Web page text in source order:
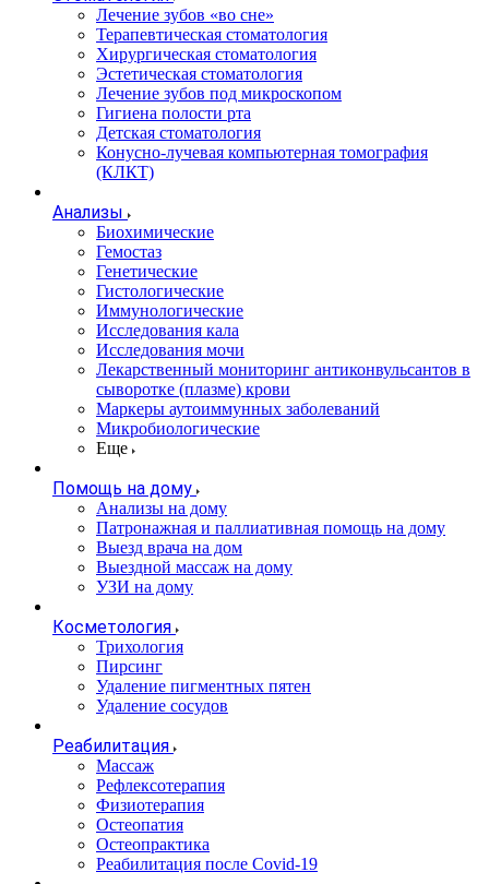
Лечение зубов «во сне»
Терапевтическая стоматология
Хирургическая стоматология
Эстетическая стоматология
Лечение зубов под микроскопом
Гигиена полости рта
Детская стоматология
Конусно-лучевая компьютерная томография
(КЛКТ)
Анализы
Биохимические
Гемостаз
Генетические
Гистологические
Иммунологические
Исследования кала
Исследования мочи
Лекарственный мониторинг антиконвульсантов в
сыворотке (плазме) крови
Маркеры аутоиммунных заболеваний
Микробиологические
Еще
Помощь на дому
Анализы на дому
Патронажная и паллиативная помощь на дому
Выезд врача на дом
Выездной массаж на дому
УЗИ на дому
Косметология
Трихология
Пирсинг
Удаление пигментных пятен
Удаление сосудов
Реабилитация
Массаж
Рефлексотерапия
Физиотерапия
Остеопатия
Остеопрактика
Реабилитация после Covid-19